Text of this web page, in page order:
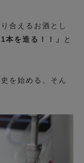
合えるお酒とし
本を造る！！」 と
を始める、そん